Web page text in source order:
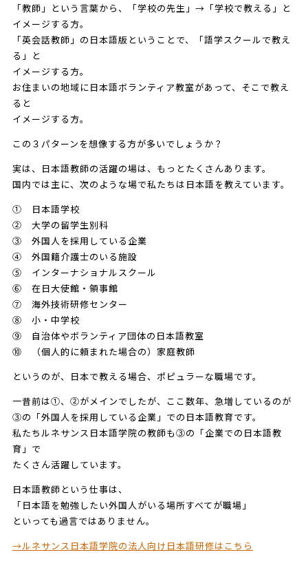
「教師」という言葉から、「学校の先生」→「学校で教える」と
イメージする方。
「英会話教師」の日本語版ということで、「語学スクールで教え
る」と
イメージする方。
お住まいの地域に日本語ボランティア教室があって、そこで教え
ると
イメージする方。
この３パターンを想像する方が多いでしょうか？
実は、日本語教師の活躍の場は、もっとたくさんあります。
国内では主に、次のような場で私たちは日本語を教えています。
① 日本語学校
② 大学の留学生別科
③ 外国人を採用している企業
④ 外国籍介護士のいる施設
⑤ インターナショナルスクール
⑥ 在日大使館・領事館
⑦ 海外技術研修センター
⑧ 小・中学校
⑨ 自治体やボランティア団体の日本語教室
⑩ （個人的に頼まれた場合の）家庭教師
というのが、日本で教える場合、ポピュラーな職場です。
一昔前は①、②がメインでしたが、ここ数年、急増しているのが
③の「外国人を採用している企業」での日本語教育です。
私たちルネサンス日本語学院の教師も③の「企業での日本語教
育」で
たくさん活躍しています。
日本語教師という仕事は、
「日本語を勉強したい外国人がいる場所すべてが職場」
といっても過言ではありません。
→ルネサンス日本語学院の法人向け日本語研修はこちら